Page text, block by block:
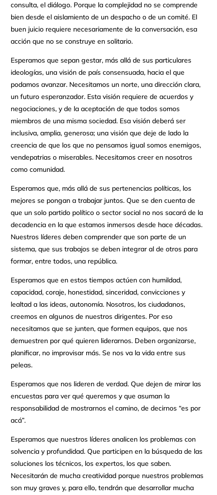
consulta, el diálogo. Porque la complejidad no se comprende
bien desde el aislamiento de un despacho o de un comité. El
buen juicio requiere necesariamente de la conversación, esa
acción que no se construye en solitario.
Esperamos que sepan gestar, más allá de sus particulares
ideologías, una visión de país consensuada, hacia el que
podamos avanzar. Necesitamos un norte, una dirección clara,
un futuro esperanzador. Esta visión requiere de acuerdos y
negociaciones, y de la aceptación de que todos somos
miembros de una misma sociedad. Esa visión deberá ser
inclusiva, amplia, generosa; una visión que deje de lado la
creencia de que los que no pensamos igual somos enemigos,
vendepatrias o miserables. Necesitamos creer en nosotros
como comunidad.
Esperamos que, más allá de sus pertenencias políticas, los
mejores se pongan a trabajar juntos. Que se den cuenta de
que un solo partido político o sector social no nos sacará de la
decadencia en la que estamos inmersos desde hace décadas.
Nuestros líderes deben comprender que son parte de un
sistema, que sus trabajos se deben integrar al de otros para
formar, entre todos, una república.
Esperamos que en estos tiempos actúen con humildad,
capacidad, coraje, honestidad, sinceridad, convicciones y
lealtad a las ideas, autonomía. Nosotros, los ciudadanos,
creemos en algunos de nuestros dirigentes. Por eso
necesitamos que se junten, que formen equipos, que nos
demuestren por qué quieren liderarnos. Deben organizarse,
planificar, no improvisar más. Se nos va la vida entre sus
peleas.
Esperamos que nos lideren de verdad. Que dejen de mirar las
encuestas para ver qué queremos y que asuman la
responsabilidad de mostrarnos el camino, de decirnos “es por
acá”.
Esperamos que nuestros líderes analicen los problemas con
solvencia y profundidad. Que participen en la búsqueda de las
soluciones los técnicos, los expertos, los que saben.
Necesitarán de mucha creatividad porque nuestros problemas
son muy graves y, para ello, tendrán que desarrollar mucha